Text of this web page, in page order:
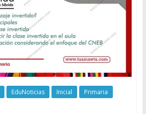
EduNoticias Inicial
Primaria